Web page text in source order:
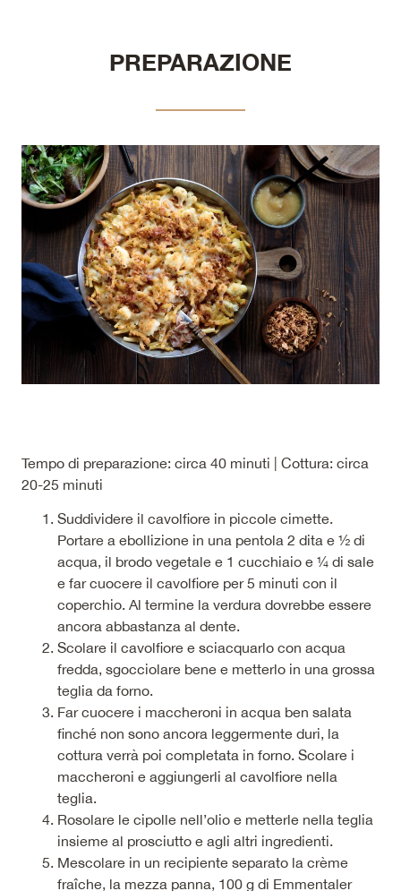
PREPARAZIONE
Tempo di preparazione: circa 40 minuti | Cottura: circa
20-25 minuti
Suddividere il cavolfiore in piccole cimette.
Portare a ebollizione in una pentola 2 dita e ½ di
acqua, il brodo vegetale e 1 cucchiaio e ¼ di sale
e far cuocere il cavolfiore per 5 minuti con il
coperchio. Al termine la verdura dovrebbe essere
ancora abbastanza al dente.
Scolare il cavolfiore e sciacquarlo con acqua
fredda, sgocciolare bene e metterlo in una grossa
teglia da forno.
Far cuocere i maccheroni in acqua ben salata
finché non sono ancora leggermente duri, la
cottura verrà poi completata in forno. Scolare i
maccheroni e aggiungerli al cavolfiore nella
teglia.
Rosolare le cipolle nell’olio e metterle nella teglia
insieme al prosciutto e agli altri ingredienti.
Mescolare in un recipiente separato la crème
fraîche, la mezza panna, 100 g di Emmentaler